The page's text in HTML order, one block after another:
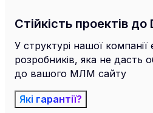
Стійкість проектів до
У структурі нашої
розробників, яка не дасть
до вашого МЛМ сайту
Які гарантії?